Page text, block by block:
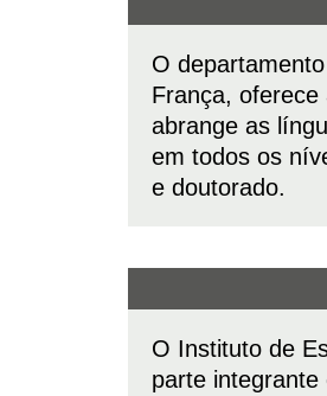
O
França,
abrange as
em todos os
e doutorado.
O Instituto de
parte integrante